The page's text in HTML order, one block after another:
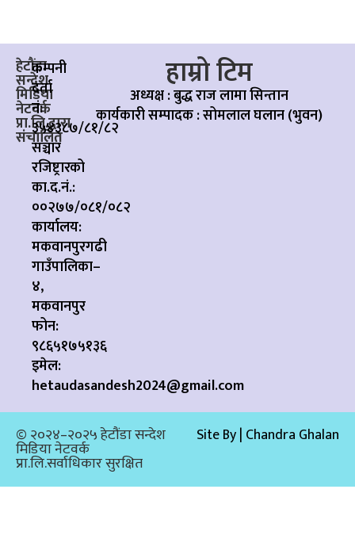
हेटौंडा
सन्देश
मिडिया
नेटवर्क
प्रा.लि.द्वारा
संचालित
कम्पनी
दर्ता
नं:
३५४३८७/८१/८२
सञ्चार
रजिष्ट्रारको
का.द.नं.:
००२७७/०८१/०८२
कार्यालय:
मकवानपुरगढी
गाउँपालिका–
४,
मकवानपुर
फोन:
९८६५१७५१३६
इमेल:
hetaudasandesh2024@gmail.com
हाम्रो टिम
अध्यक्ष : बुद्ध राज लामा सिन्तान
कार्यकारी सम्पादक :सोमलाल घलान (भुवन)
© २०२४–२०२५ हेटौंडा सन्देश
मिडिया नेटवर्क
प्रा.लि.सर्वाधिकार सुरक्षित​
Site By | Chandra Ghalan